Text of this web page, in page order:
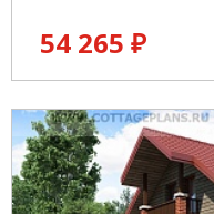
54 265 ₽